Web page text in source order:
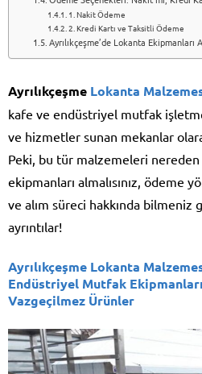
1. Nakit Ödeme
2. Kredi Kartı ve Taksitli Ödeme
Ayrılıkçeşme’de Lokanta Ekipmanları
Ayrılıkçeşme Lokanta
kafe ve endüstriyel mutfak
ve hizmetler sunan mekanlar
Peki, bu tür malzemeleri
ekipmanları almalısınız, ödeme
ve alım süreci hakkında bilmeniz
ayrıntılar!
Ayrılıkçeşme Lokanta
Endüstriyel Mutfak
Vazgeçilmez Ürünler